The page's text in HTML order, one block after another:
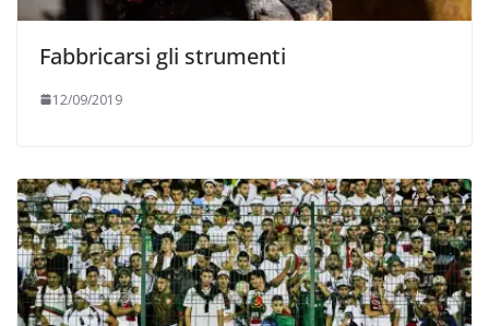
Fabbricarsi gli strumenti
12/09/2019